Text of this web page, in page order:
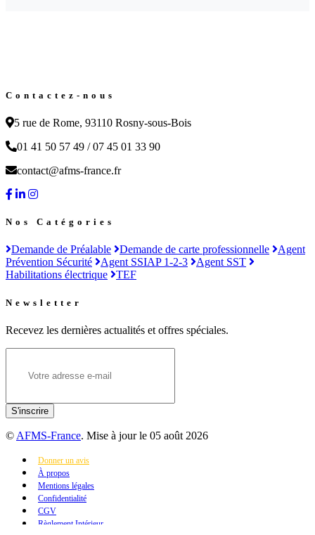
Contactez-nous
5 rue de Rome, 93110 Rosny-sous-Bois
01 41 50 57 49 / 07 45 01 33 90
contact@afms-france.fr
Nos Catégories
Demande de Préalable Demande de carte professionnelle
Agent
Prévention Sécurité
Agent SSIAP 1-2-3
Agent SST
Habilitations électrique
TEF
Newsletter
Recevez les dernières actualités et offres spéciales.
S'inscrire
© AFMS-France. Mise à jour le 05 août 2026
Donner un avis
À propos
Mentions légales
Confidentialité
CGV
Règlement Intérieur